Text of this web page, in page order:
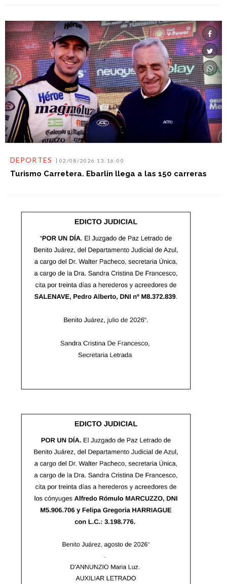
DEPORTES 02/08/2026 13:16:00
Turismo Carretera. Ebarlin llega a las 150 carreras